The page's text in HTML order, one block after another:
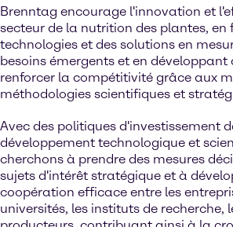
Brenntag encourage l'innovation et
secteur de la nutrition des plantes, en
technologies et des solutions en
besoins émergents et en développant
renforcer la compétitivité grâce aux
méthodologies scientifiques et
Avec des politiques d'investissement
développement technologique et
cherchons à prendre des mesures
sujets d'intérêt stratégique et à
coopération efficace entre les
universités, les instituts de recherche,